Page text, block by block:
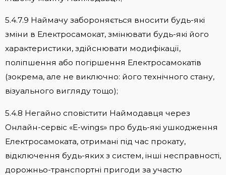
5.4.7.9 Наймачу забороняється вносити будь-які
зміни в Електросамокат, змінювати будь-які його
характеристики, здійснювати модифікації,
поліпшення або погіршення Електросамокатів
(зокрема, але не виключно: його технічного стану,
візуального вигляду тощо);
5.4.8 Негайно сповістити Наймодавця через
Онлайн-сервіс «E-wings» про будь-які ушкодження
Електросамоката, отримані під час прокату,
відключення будь-яких з систем, інші несправності,
дорожньо-транспортні пригоди за участю